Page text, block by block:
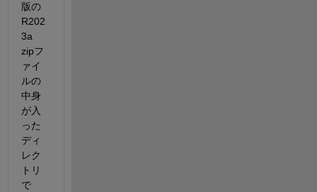
版の
R202
3a
zipフ
ァイ
ルの
中身
が入
った
ディ
レク
トリ
で